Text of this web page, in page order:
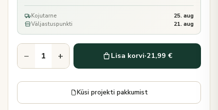
Kojutarne
25. aug
Väljastuspunkti
21. aug
− + Lisa korvi·21,99 €
Küsi projekti pakkumist